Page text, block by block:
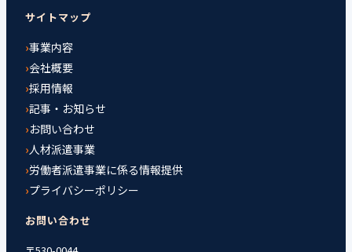
サイトマップ
事業内容
会社概要
採用情報
記事・お知らせ
お問い合わせ
人材派遣事業
労働者派遣事業に係る情報提供
プライバシーポリシー
お問い合わせ